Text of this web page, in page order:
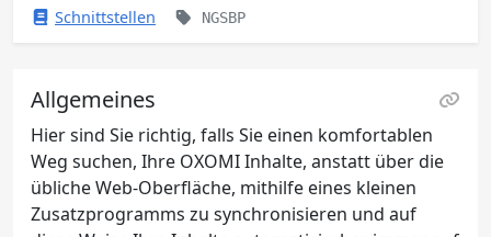
Schnittstellen NGSBP
Allgemeines
Hier sind Sie richtig, falls Sie einen komfortablen
Weg suchen, Ihre OXOMI Inhalte, anstatt über die
übliche Web-Oberfläche, mithilfe eines kleinen
Zusatzprogramms zu synchronisieren und auf